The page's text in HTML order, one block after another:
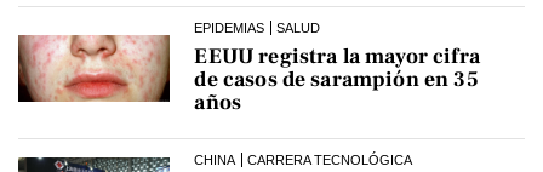
EPIDEMIAS SALUD
EEUU registra la mayor cifra
de casos de sarampión en 35
años
CHINA CARRERA TECNOLÓGICA